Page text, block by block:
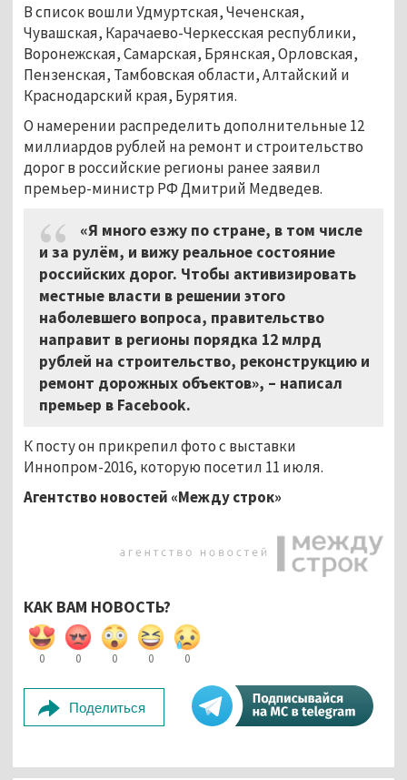
В список вошли Удмуртская, Чеченская,
Чувашская, Карачаево-Черкесская республики,
Воронежская, Самарская, Брянская, Орловская,
Пензенская, Тамбовская области, Алтайский и
Краснодарский края, Бурятия.
О намерении распределить дополнительные 12
миллиардов рублей на ремонт и строительство
дорог в российские регионы ранее заявил
премьер-министр РФ Дмитрий Медведев.
«Я много езжу по стране, в том числе
и за рулём, и вижу реальное состояние
российских дорог. Чтобы активизировать
местные власти в решении этого
наболевшего вопроса, правительство
направит в регионы порядка 12 млрд
рублей на строительство, реконструкцию и
ремонт дорожных объектов», – написал
премьер в Facebook.
К посту он прикрепил фото с выставки
Иннопром-2016, которую посетил 11 июля.
Агентство новостей «Между строк»
КАК ВАМ НОВОСТЬ?
0 0 0 0 0
Поделиться